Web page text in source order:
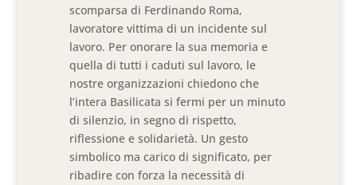
scomparsa di Ferdinando Roma,
lavoratore vittima di un incidente sul
lavoro. Per onorare la sua memoria e
quella di tutti i caduti sul lavoro, le
nostre organizzazioni chiedono che
l’intera Basilicata si fermi per un minuto
di silenzio, in segno di rispetto,
riflessione e solidarietà. Un gesto
simbolico ma carico di significato, per
ribadire con forza la necessità di